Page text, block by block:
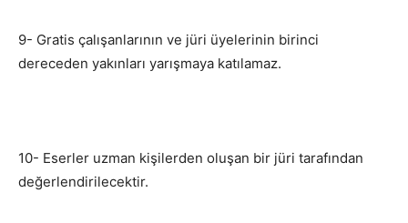
9- Gratis çalışanlarının ve jüri üyelerinin birinci
dereceden yakınları yarışmaya katılamaz.
10- Eserler uzman kişilerden oluşan bir jüri tarafından
değerlendirilecektir.